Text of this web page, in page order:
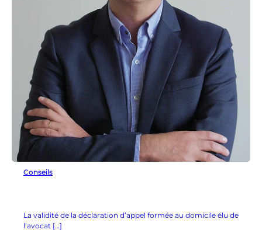
Conseils
La validité de la déclaration d’appel formée au domicile élu de
l’avocat […]